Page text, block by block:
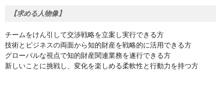
【求める人物像】
チームをけん引して交渉戦略を立案し実行できる方
技術とビジネスの両面から知的財産を戦略的に活用できる方
グローバルな視点で知的財産関連業務を遂行できる方
新しいことに挑戦し、変化を楽しめる柔軟性と行動力を持つ方